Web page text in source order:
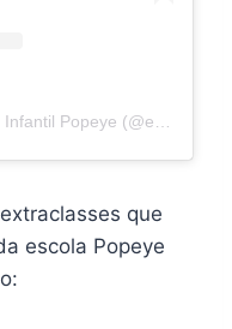
que
escola Popeye